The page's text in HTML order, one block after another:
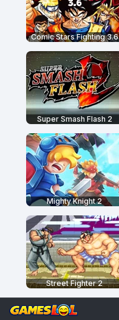
Comic Stars Fighting 3.6
Super Smash Flash 2
Mighty Knight 2
Street Fighter 2